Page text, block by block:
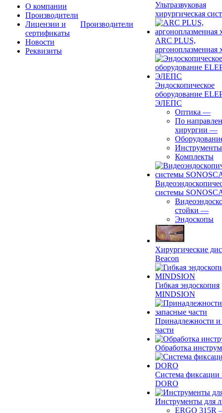
О компании
Производители
Лицензии и
сертификаты
Новости
Реквизиты
Производители
Ультразвуковая
хирургическая
ARC PLUS,
аргоноплазменная
Эндоскопическое
оборудование
ЭЛЕПС
Оптика —
По
хирургии —
Инструменты
Комплекты
системы
стойки —
Эндоскопы
Хирургические
Beacon
Гибкая эндоскопия
MINDSION
Принадлежности и
части
Обработка
Система фиксации
DORO
Инструменты для
ERGO 315R